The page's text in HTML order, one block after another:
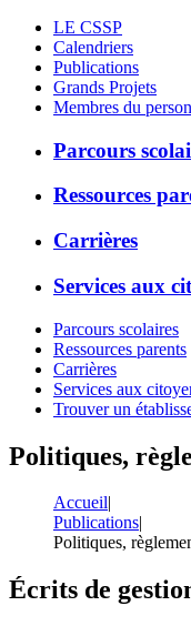
LE CSSP
Calendriers
Publications
Grands Projets
Membres du
Parcours
Ressources
Carrières
Services aux
Parcours scolaires
Ressources parents
Carrières
Services aux
Trouver un
Politiques,
Accueil|
Publications|
Politiques,
Écrits de